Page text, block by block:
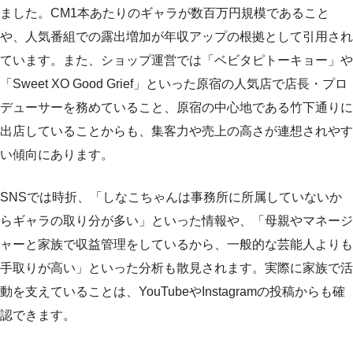
ました。CM1本あたりのギャラが数百万円規模であること
や、人気番組での露出増加が年収アップの根拠として引用され
ています。また、ショップ運営では「ベビタピトーキョー」や
「Sweet XO Good Grief」といった原宿の人気店で店長・プロ
デューサーを務めていること、原宿の中心地である竹下通りに
出店していることからも、集客力や売上の高さが連想されやす
い傾向にあります。
SNSでは時折、「しなこちゃんは事務所に所属していないか
らギャラの取り分が多い」といった情報や、「母親やマネージ
ャーと家族で収益管理をしているから、一般的な芸能人よりも
手取りが高い」といった分析も散見されます。実際に家族で活
動を支えていることは、YouTubeやInstagramの投稿からも確
認できます。